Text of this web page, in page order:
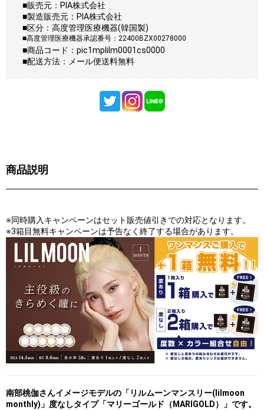
■販売元：PIA株式会社
■製造販売元：PIA株式会社
■区分：高度管理医療機器(韓国製)
■高度管理医療機器承認番号：22400BZX00278000
■商品コード：pic1mplilm0001cs0000
■配送方法：メール便送料無料
商品説明
※同時購入キャンペーンはセット販売値引きでの対応となります。
※3箱目無料キャンペーンは予告なく終了する場合があります。
南部桃伽さんイメージモデルの「リルムーンマンスリー(lilmoon
monthly)」度なしタイプ「マリーゴールド（MARIGOLD）」です。